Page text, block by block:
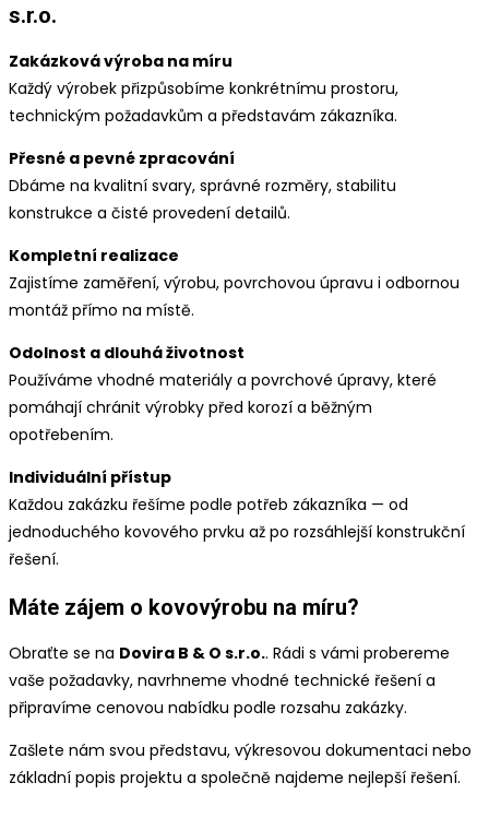
s.r.o.
Zakázková výroba na míru
Každý výrobek přizpůsobíme konkrétnímu prostoru,
technickým požadavkům a představám zákazníka.
Přesné a pevné zpracování
Dbáme na kvalitní svary, správné rozměry, stabilitu
konstrukce a čisté provedení detailů.
Kompletní realizace
Zajistíme zaměření, výrobu, povrchovou úpravu i odbornou
montáž přímo na místě.
Odolnost a dlouhá životnost
Používáme vhodné materiály a povrchové úpravy, které
pomáhají chránit výrobky před korozí a běžným
opotřebením.
Individuální přístup
Každou zakázku řešíme podle potřeb zákazníka — od
jednoduchého kovového prvku až po rozsáhlejší konstrukční
řešení.
Máte zájem o kovovýrobu na míru?
Obraťte se na Dovira B & O s.r.o.. Rádi s vámi probereme
vaše požadavky, navrhneme vhodné technické řešení a
připravíme cenovou nabídku podle rozsahu zakázky.
Zašlete nám svou představu, výkresovou dokumentaci nebo
základní popis projektu a společně najdeme nejlepší řešení.